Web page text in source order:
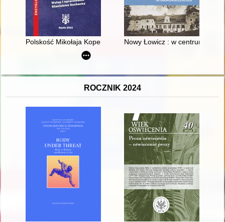
Polskość Mikołaja Kopernika z rodu ŚlązakaNowy Łowicz : w centrum
ROCZNIK 2024